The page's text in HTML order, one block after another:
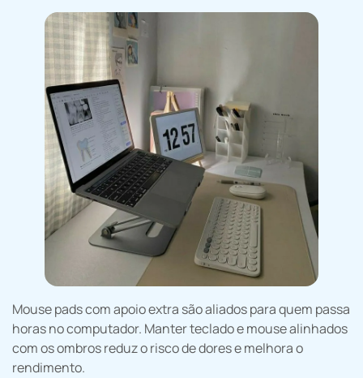
Mouse pads com apoio extra são aliados para quem passa
horas no computador. Manter teclado e mouse alinhados
com os ombros reduz o risco de dores e melhora o
rendimento.